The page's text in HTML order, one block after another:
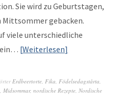
Sie wird zu Geburt­sta­gen,
Mitt­som­mer geback­en.
viele unter­schiedliche
ein… Weit­er­lesen
Erdbeertorte Fika Födelsedagstårta
Midsommar, nordische Rezepte Nordische